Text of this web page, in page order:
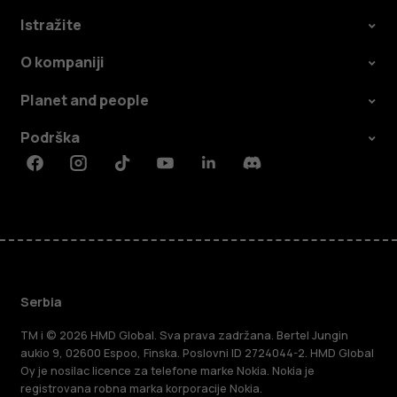
Istražite
O kompaniji
Planet and people
Podrška
FacebookInstagramTiktokYoutubeLinkedinDiscord
Serbia
TM i © 2026 HMD Global. Sva prava zadržana. Bertel Jungin
aukio 9, 02600 Espoo, Finska. Poslovni ID 2724044-2. HMD Global
Oy je nosilac licence za telefone marke Nokia. Nokia je
registrovana robna marka korporacije Nokia.